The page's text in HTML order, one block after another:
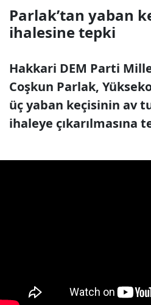
Parlak’tan yaban
ihalesine tepki
Hakkari DEM Parti
Coşkun Parlak,
üç yaban keçisinin av
ihaleye çıkarılmasına